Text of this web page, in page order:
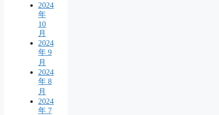
2024
年
10
月
2024
年 9
月
2024
年 8
月
2024
年 7